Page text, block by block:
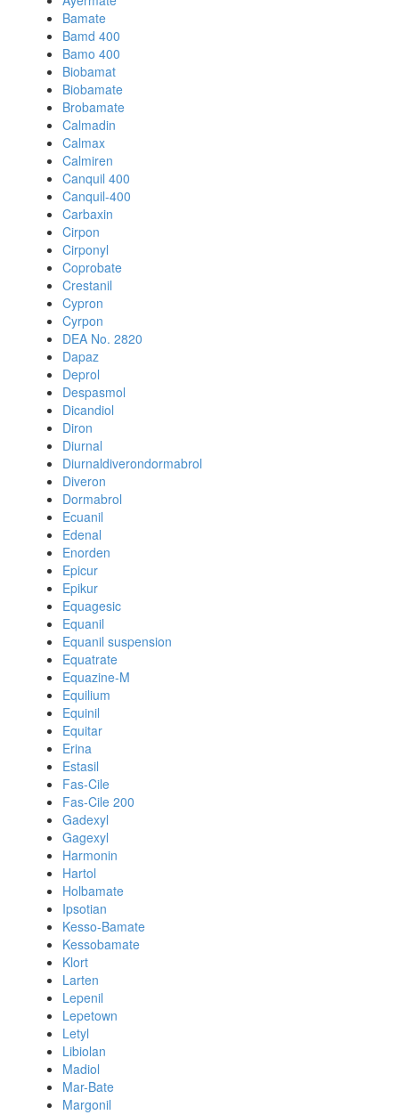
Bamate
Bamd 400
Bamo 400
Biobamat
Biobamate
Brobamate
Calmadin
Calmax
Calmiren
Canquil 400
Canquil-400
Carbaxin
Cirpon
Cirponyl
Coprobate
Crestanil
Cypron
Cyrpon
DEA No. 2820
Dapaz
Deprol
Despasmol
Dicandiol
Diron
Diurnal
Diurnaldiverondormabrol
Diveron
Dormabrol
Ecuanil
Edenal
Enorden
Epicur
Epikur
Equagesic
Equanil
Equanil suspension
Equatrate
Equazine-M
Equilium
Equinil
Equitar
Erina
Estasil
Fas-Cile
Fas-Cile 200
Gadexyl
Gagexyl
Harmonin
Hartol
Holbamate
Ipsotian
Kesso-Bamate
Kessobamate
Klort
Larten
Lepenil
Lepetown
Letyl
Libiolan
Madiol
Mar-Bate
Margonil